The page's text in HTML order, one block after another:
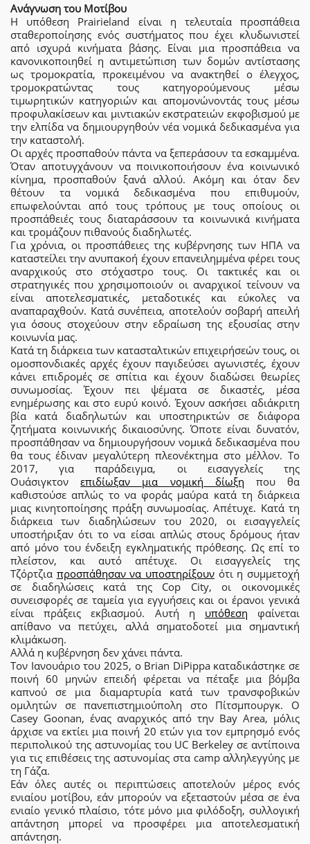
Ανάγνωση του Μοτίβου
Η υπόθεση Prairieland είναι η τελευταία προσπάθεια
σταθεροποίησης ενός συστήματος που έχει κλυδωνιστεί
από ισχυρά κινήματα βάσης. Είναι μια προσπάθεια να
κανονικοποιηθεί η αντιμετώπιση των δομών αντίστασης
ως τρομοκρατία, προκειμένου να ανακτηθεί ο έλεγχος,
τρομοκρατώντας τους κατηγορούμενους μέσω
τιμωρητικών κατηγοριών και απομονώνοντάς τους μέσω
προφυλακίσεων και μιντιακών εκστρατειών εκφοβισμού με
την ελπίδα να δημιουργηθούν νέα νομικά δεδικασμένα για
την καταστολή.
Οι αρχές προσπαθούν πάντα να ξεπεράσουν τα εσκαμμένα.
Όταν αποτυγχάνουν να ποινικοποιήσουν ένα κοινωνικό
κίνημα, προσπαθούν ξανά αλλού. Ακόμη και όταν δεν
θέτουν τα νομικά δεδικασμένα που επιθυμούν,
επωφελούνται από τους τρόπους με τους οποίους οι
προσπάθειές τους διαταράσσουν τα κοινωνικά κινήματα
και τρομάζουν πιθανούς διαδηλωτές.
Για χρόνια, οι προσπάθειες της κυβέρνησης των ΗΠΑ να
καταστείλει την ανυπακοή έχουν επανειλημμένα φέρει τους
αναρχικούς στο στόχαστρο τους. Οι τακτικές και οι
στρατηγικές που χρησιμοποιούν οι αναρχικοί τείνουν να
είναι αποτελεσματικές, μεταδοτικές και εύκολες να
αναπαραχθούν. Κατά συνέπεια, αποτελούν σοβαρή απειλή
για όσους στοχεύουν στην εδραίωση της εξουσίας στην
κοινωνία μας.
Κατά τη διάρκεια των κατασταλτικών επιχειρήσεών τους, οι
ομοσπονδιακές αρχές έχουν παγιδεύσει αγωνιστές, έχουν
κάνει επιδρομές σε σπίτια και έχουν διαδώσει θεωρίες
συνωμοσίας. Έχουν πει ψέματα σε δικαστές, μέσα
ενημέρωσης και στο ευρύ κοινό. Έχουν ασκήσει αδιάκριτη
βία κατά διαδηλωτών και υποστηρικτών σε διάφορα
ζητήματα κοινωνικής δικαιοσύνης. Όποτε είναι δυνατόν,
προσπάθησαν να δημιουργήσουν νομικά δεδικασμένα που
θα τους έδιναν μεγαλύτερη πλεονέκτημα στο μέλλον. Το
2017, για παράδειγμα, οι εισαγγελείς της
Ουάσιγκτονεπιδίωξαν μια νομική δίωξη που θα
καθιστούσε απλώς το να φοράς μαύρα κατά τη διάρκεια
μιας κινητοποίησης πράξη συνωμοσίας. Απέτυχε. Κατά τη
διάρκεια των διαδηλώσεων του 2020, οι εισαγγελείς
υποστήριξαν ότι το να είσαι απλώς στους δρόμους ήταν
από μόνο του ένδειξη εγκληματικής πρόθεσης. Ως επί το
πλείστον, και αυτό απέτυχε. Οι εισαγγελείς της
Τζόρτζια προσπάθησαν να υποστηρίξουν ότι η συμμετοχή
σε διαδηλώσεις κατά της Cop City, οι οικονομικές
συνεισφορές σε ταμεία για εγγυήσεις και οι έρανοι γενικά
είναι πράξεις εκβιασμού. Αυτή η υπόθεση φαίνεται
απίθανο να πετύχει, αλλά σηματοδοτεί μια σημαντική
κλιμάκωση.
Αλλά η κυβέρνηση δεν χάνει πάντα.
Τον Ιανουάριο του 2025, ο Brian DiPippa καταδικάστηκε σε
ποινή 60 μηνών επειδή φέρεται να πέταξε μια βόμβα
καπνού σε μια διαμαρτυρία κατά των τρανσφοβικών
ομιλητών σε πανεπιστημιούπολη στο Πίτσμπουργκ. Ο
Casey Goonan, ένας αναρχικός από την Bay Area, μόλις
άρχισε να εκτίει μια ποινή 20 ετών για τον εμπρησμό ενός
περιπολικού της αστυνομίας του UC Berkeley σε αντίποινα
για τις επιθέσεις της αστυνομίας στα camp αλληλεγγύης με
τη Γάζα.
Εάν όλες αυτές οι περιπτώσεις αποτελούν μέρος ενός
ενιαίου μοτίβου, εάν μπορούν να εξεταστούν μέσα σε ένα
ενιαίο γενικό πλαίσιο, τότε μόνο μια φιλόδοξη, συλλογική
απάντηση μπορεί να προσφέρει μια αποτελεσματική
απάντηση.